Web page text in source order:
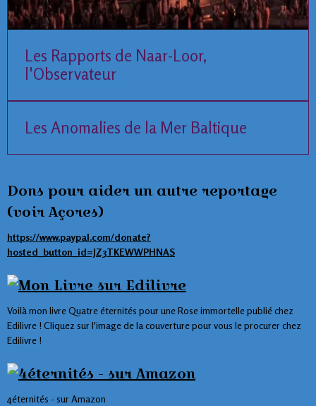
Les Rapports de Naar-Loor,
l'Observateur
Les Anomalies de la Mer Baltique
Dons pour aider un autre reportage
(voir Açores)
https://www.paypal.com/donate?
hosted_button_id=JZ3TKEWWPHNAS
Voilà mon livre Quatre éternités pour une Rose immortelle publié chez
Edilivre ! Cliquez sur l'image de la couverture pour vous le procurer chez
Edilivre !
4éternités - sur Amazon